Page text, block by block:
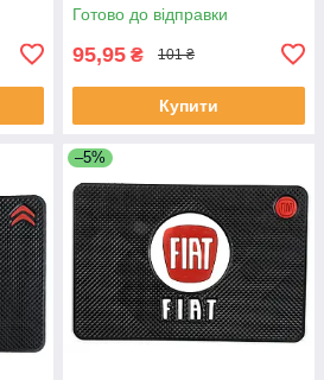
Готово до відправки
95,95 ₴ 101 ₴
Купити
–5%